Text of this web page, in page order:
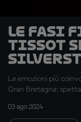
Le fasi
Tissot
Le emozioni più
Gran Bretagna:
03 ago 2024